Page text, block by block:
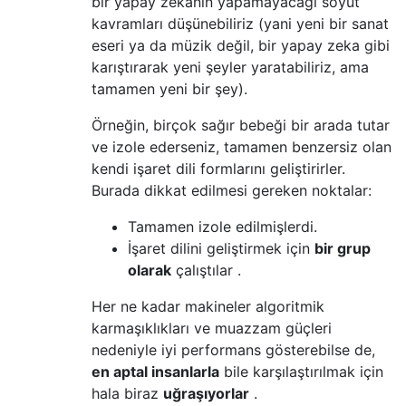
kavramları düşünebiliriz (yani yeni bir sanat
eseri ya da müzik değil, bir yapay zeka gibi
karıştırarak yeni şeyler yaratabiliriz, ama
tamamen yeni bir şey).
Örneğin, birçok sağır bebeği bir arada tutar
ve izole ederseniz, tamamen benzersiz olan
kendi işaret dili formlarını geliştirirler.
Burada dikkat edilmesi gereken noktalar:
Tamamen izole edilmişlerdi.
İşaret dilini geliştirmek için bir grup
olarak çalıştılar .
Her ne kadar makineler algoritmik
karmaşıklıkları ve muazzam güçleri
nedeniyle iyi performans gösterebilse de,
en aptal insanlarla bile karşılaştırılmak için
hala biraz uğraşıyorlar .